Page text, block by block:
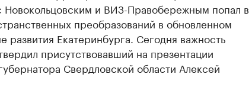
Новокольцовским и ВИЗ-Правобережным попал в
преобразований в обновленном
развития Екатеринбурга. Сегодня важность
присутствовавший на презентации
Свердловской области Алексей